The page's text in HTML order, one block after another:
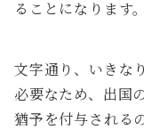
ることになります。
文字通り、いきな
必要なため、出国
猶予を付与される